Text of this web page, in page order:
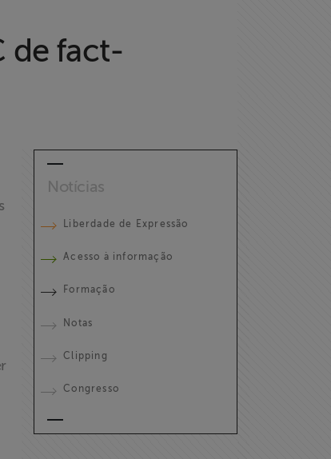
de fact-
Notícias
Liberdade de Expressão
Acesso à informação
Formação
Notas
Clipping
Congresso